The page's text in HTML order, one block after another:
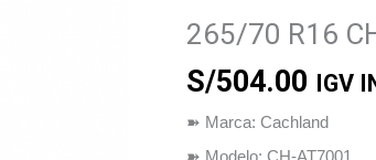
265/70 R16
S/504.00 IGV
➽ Marca: Cachland